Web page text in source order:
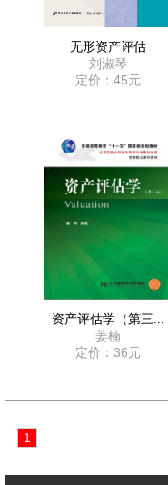
无形资产评估
刘淑琴
定价：45元
资产评估学（第三...
姜楠
定价：36元
1